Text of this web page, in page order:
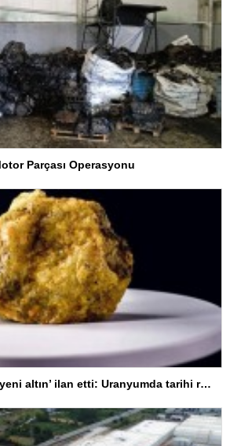
Parçası Operasyonu
Dev banka resmen ‘yeni altın’ ilan etti: Uranyumda tarihi rekorlara çok az kaldı